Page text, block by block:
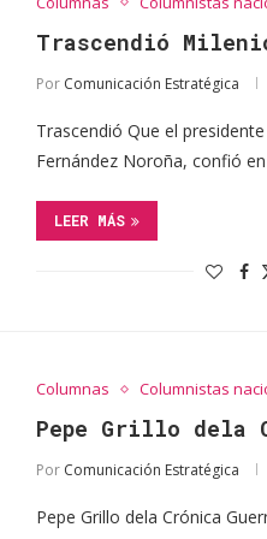
Trascendió
Por Comunicación Estratégica
Trascendió Que el
Fernández Noroña, confió
LEER MÁS
Columnas Columnistas
Pepe Grillo dela
Por Comunicación Estratégica
Pepe Grillo dela Crónica